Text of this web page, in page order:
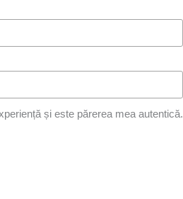
și este părerea mea autentică.